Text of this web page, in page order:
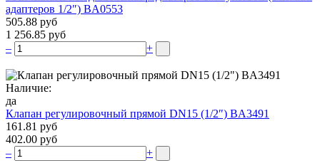
адаптеров 1/2″) BA0553
505.88 руб
1 256.85 руб
–
+
Наличие:
да
Клапан регулировочный прямой DN15 (1/2″) BA3491
161.81 руб
402.00 руб
–
+